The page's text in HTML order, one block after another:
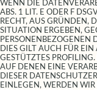
WENN DIE
ABS. 1 LIT. E ODER F
RECHT, AUS GRÜNDEN,
SITUATION ERGEBEN,
PERSONENBEZOGENEN
DIES GILT AUCH FÜR
GESTÜTZTES
AUF DENEN EINE
DIESER
EINLEGEN, WERDEN WIR